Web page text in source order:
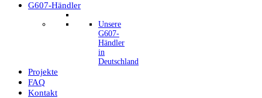
G607-Händler
Unsere
G607-
Händler
in
Deutschland
Projekte
FAQ
Kontakt